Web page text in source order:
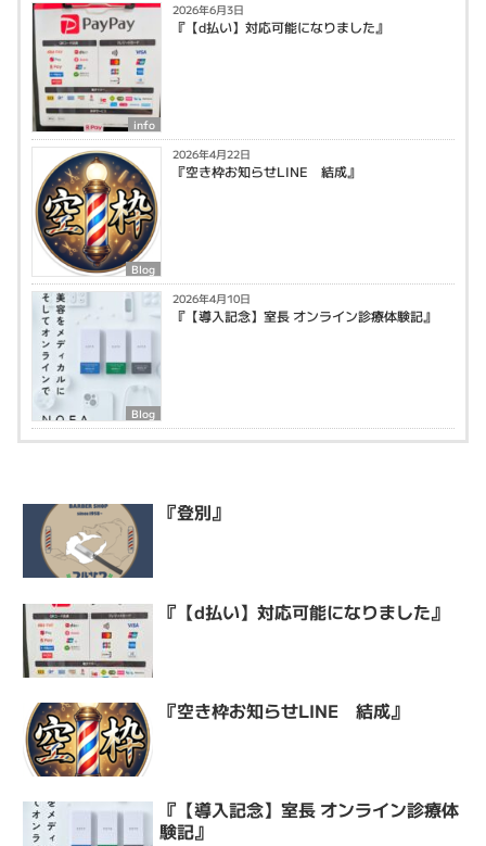
info
2026年6月3日
『【d払い】対応可能になりました』
Blog
2026年4月22日
『空き枠お知らせLINE 結成』
Blog
2026年4月10日
『【導入記念】室長 オンライン診療体験記』
『登別』
『【d払い】対応可能になりました』
『空き枠お知らせLINE 結成』
『【導入記念】室長 オンライン診療体
験記』